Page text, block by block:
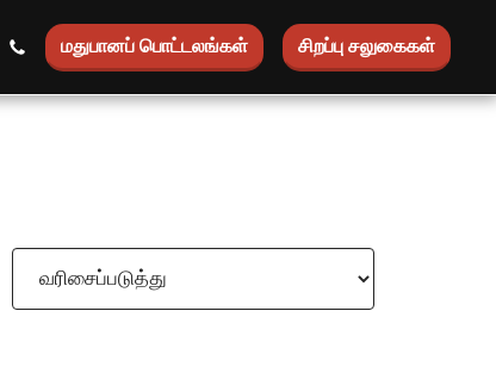
மதுபானப் பொட்டலங்கள் சிறப்பு சலுகைகள்